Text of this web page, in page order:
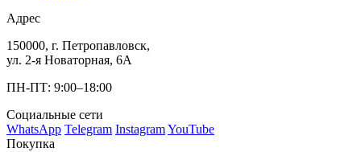
Адрес
150000, г. Петропавловск,
ул. 2-я Новаторная, 6А
ПН-ПТ: 9:00–18:00
Социальные сети
WhatsApp Telegram InstagramYouTube
Покупка